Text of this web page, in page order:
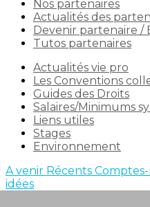
Nos partenaires
Actualités des
Devenir partenaire /
Tutos partenaires
Actualités vie pro
Les Conventions
Guides des Droits
Salaires/Minimums
Liens utiles
Stages
Environnement
A venir Récents
idées